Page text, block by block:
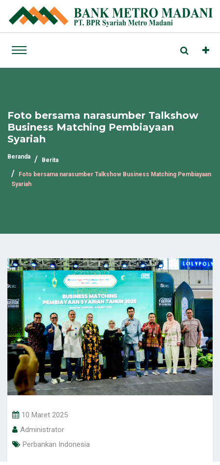
Foto bersama narasumber Talkshow
Business Matching Pembiayaan
Syariah
Beranda Berita
Foto bersama narasumber Talkshow Business Matching Pembiayaan
Syariah
10 Maret 2025
Administrator
Perbankan Indonesia